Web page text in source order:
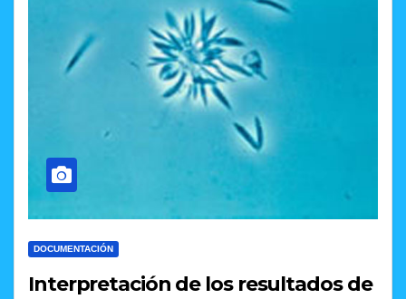
DOCUMENTACIÓN
Interpretación de los resultados de